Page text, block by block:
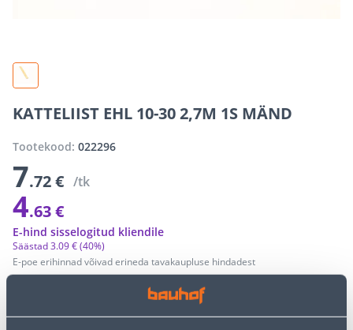
KATTELIIST EHL 10-30 2,7M 1S MÄND
Tootekood: 022296
7.72 € /tk
4.63 €
E-poe erihinnad võivad erineda tavakaupluse hindadest
Säästad3.09 €(40%)
E-hind sisselogitud kliendile
LISA OSTUKORVI